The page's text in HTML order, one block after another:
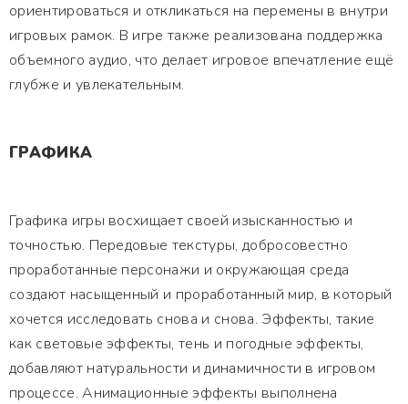
ориентироваться и откликаться на перемены в внутри
игровых рамок. В игре также реализована поддержка
объемного аудио, что делает игровое впечатление ещё
глубже и увлекательным.
ГРАФИКА
Графика игры восхищает своей изысканностью и
точностью. Передовые текстуры, добросовестно
проработанные персонажи и окружающая среда
создают насыщенный и проработанный мир, в который
хочется исследовать снова и снова. Эффекты, такие
как световые эффекты, тень и погодные эффекты,
добавляют натуральности и динамичности в игровом
процессе. Анимационные эффекты выполнена